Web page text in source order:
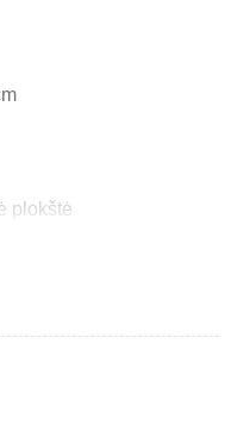
plokštė
ir poliuretano putos
kampas, sukurtas